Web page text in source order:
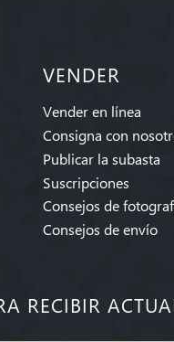
VENDER
Vender en línea
Consigna con
Publicar la subasta
Suscripciones
Consejos de
Consejos de envío
RECIBIR